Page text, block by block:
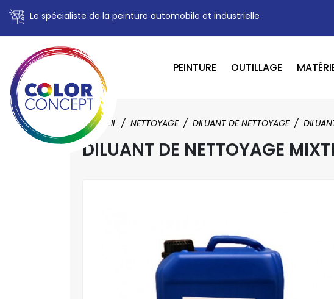
Le spécialiste de la peinture automobile et industrielle
PEINTURE OUTILLAGE
ACCUEIL NETTOYAGE DILUANT DE NETTOYAGE
DILUANT DE NETTOYAGE